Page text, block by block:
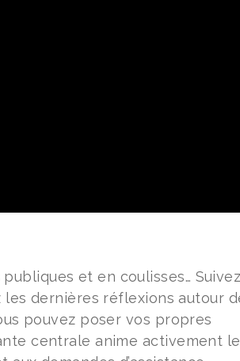
et en coulisses… Suivez
dernières réflexions autour
pouvez poser vos propres
centrale anime activement